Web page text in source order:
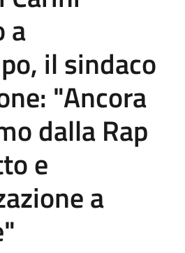
a
il sindaco
"Ancora
dalla Rap
e
a